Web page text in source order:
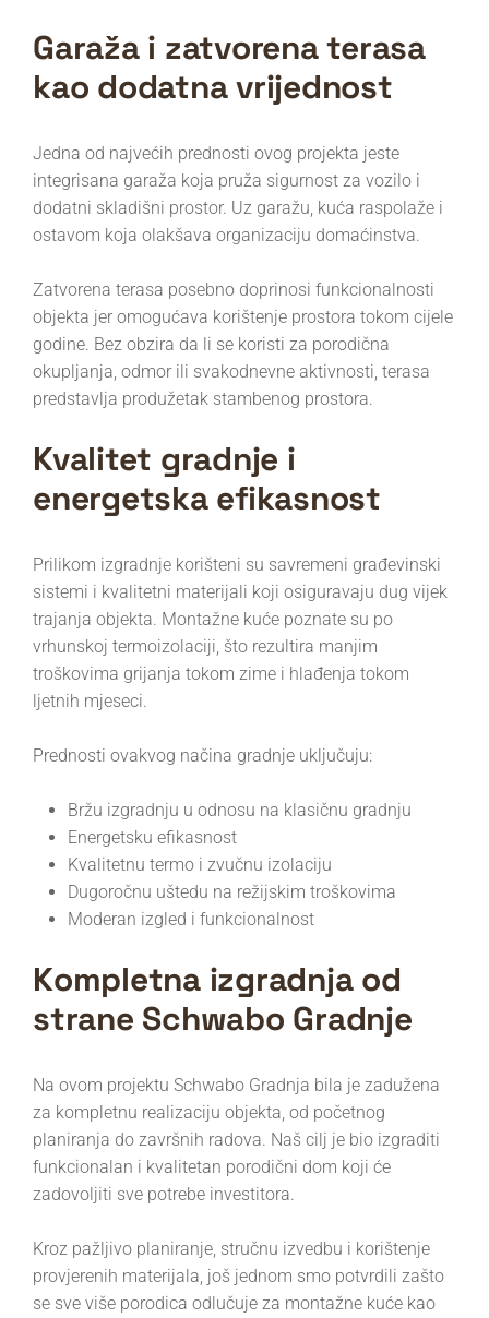
Garaža i zatvorena terasa
kao dodatna vrijednost
Jedna od najvećih prednosti ovog projekta jeste
integrisana garaža koja pruža sigurnost za vozilo i
dodatni skladišni prostor. Uz garažu, kuća raspolaže i
ostavom koja olakšava organizaciju domaćinstva.
Zatvorena terasa posebno doprinosi funkcionalnosti
objekta jer omogućava korištenje prostora tokom cijele
godine. Bez obzira da li se koristi za porodična
okupljanja, odmor ili svakodnevne aktivnosti, terasa
predstavlja produžetak stambenog prostora.
Kvalitet gradnje i
energetska efikasnost
Prilikom izgradnje korišteni su savremeni građevinski
sistemi i kvalitetni materijali koji osiguravaju dug vijek
trajanja objekta. Montažne kuće poznate su po
vrhunskoj termoizolaciji, što rezultira manjim
troškovima grijanja tokom zime i hlađenja tokom
ljetnih mjeseci.
Prednosti ovakvog načina gradnje uključuju:
Bržu izgradnju u odnosu na klasičnu gradnju
Energetsku efikasnost
Kvalitetnu termo i zvučnu izolaciju
Dugoročnu uštedu na režijskim troškovima
Moderan izgled i funkcionalnost
Kompletna izgradnja od
strane Schwabo Gradnje
Na ovom projektu Schwabo Gradnja bila je zadužena
za kompletnu realizaciju objekta, od početnog
planiranja do završnih radova. Naš cilj je bio izgraditi
funkcionalan i kvalitetan porodični dom koji će
zadovoljiti sve potrebe investitora.
Kroz pažljivo planiranje, stručnu izvedbu i korištenje
provjerenih materijala, još jednom smo potvrdili zašto
se sve više porodica odlučuje za montažne kuće kao